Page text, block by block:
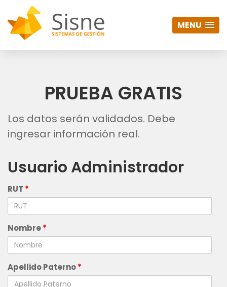
MENU
PRUEBA GRATIS
Los datos serán validados. Debe
ingresar información real.
Usuario Administrador
RUT *
Nombre*
Apellido Paterno*